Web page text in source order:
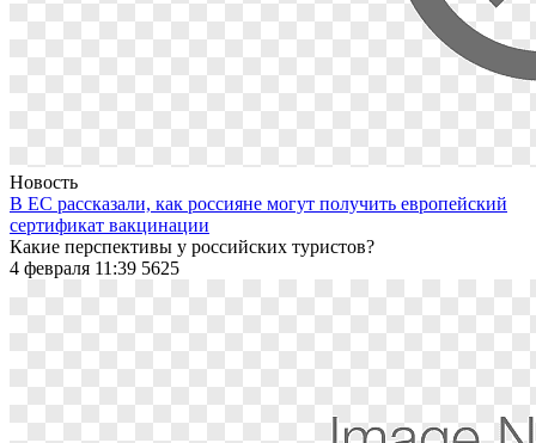
Новость
В ЕС рассказали, как россияне могут получить европейский
сертификат вакцинации
Какие перспективы у российских туристов?
4 февраля 11:39 5625